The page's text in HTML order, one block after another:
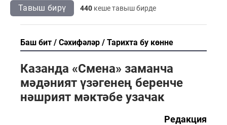
Тавыш бирү 440 кеше тавыш бирде
Баш бит Сәхифәләр Тарихта бу көнне
Казанда «Смена» заманча
мәдәният үзәгенең беренче
нәшрият мәктәбе узачак
Редакция